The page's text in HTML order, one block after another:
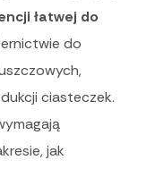
łatwej do
do
ciasteczek.
jak